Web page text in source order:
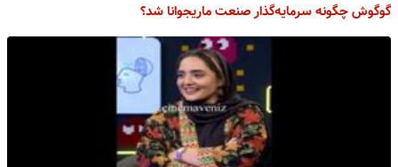
گوگوش چگونه سرمایه‌گذار صنعت ماریجوانا شد؟